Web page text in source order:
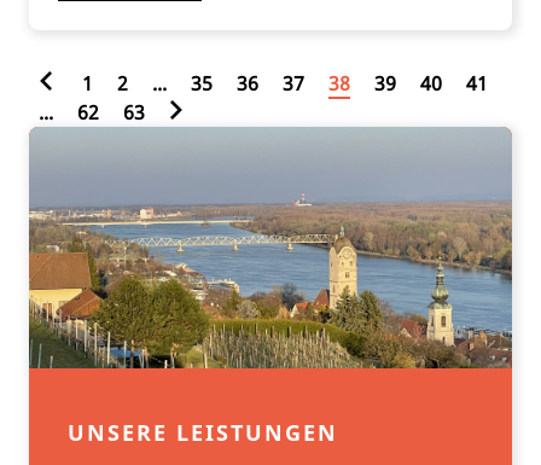
1 2 ... 35 36 37 38 39 40
41
...
62 63
UNSERE LEISTUNGEN